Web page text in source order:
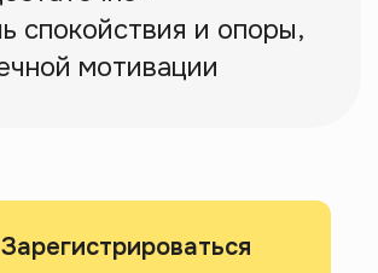
Зарегистрироваться